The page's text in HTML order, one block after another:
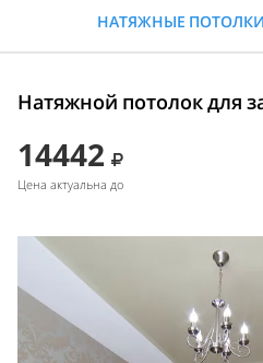
НАТЯЖНЫЕ
Натяжной потолок для
14442
Цена актуальна до